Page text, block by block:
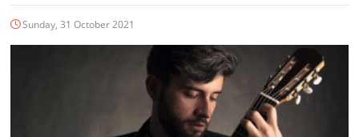
Sunday, 31 October 2021